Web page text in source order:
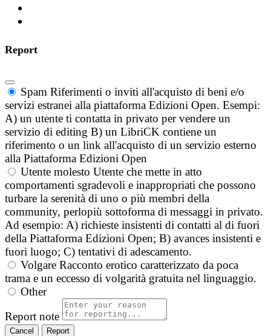
Report
Spam Riferimenti o inviti all'acquisto di beni e/o
servizi estranei alla piattaforma Edizioni Open. Esempi:
A) un utente ti contatta in privato per vendere un
servizio di editing B) un LibriCK contiene un
riferimento o un link all'acquisto di un servizio esterno
alla Piattaforma Edizioni Open
Utente molesto Utente che mette in atto
comportamenti sgradevoli e inappropriati che possono
turbare la serenità di uno o più membri della
community, perlopiù sottoforma di messaggi in privato.
Ad esempio: A) richieste insistenti di contatti al di fuori
della Piattaforma Edizioni Open; B) avances insistenti e
fuori luogo; C) tentativi di adescamento.
Volgare Racconto erotico caratterizzato da poca
trama e un eccesso di volgarità gratuita nel linguaggio.
Other
Report note
Report